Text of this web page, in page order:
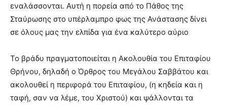
εναλάσσονται. Αυτή η πορεία από το Πάθος της
Σταύρωσης στο υπέρλαμπρο φως της Ανάστασης δίνει
σε όλους μας την ελπίδα για ένα καλύτερο αύριο
Το βράδυ πραγματοποιείται η Ακολουθία του Επιταφίου
Θρήνου, δηλαδή ο Όρθρος του Μεγάλου Σαββάτου και
ακολουθεί η περιφορά του Επιταφίου, (η κηδεία και η
ταφή, σαν να λέμε, του Χριστού) και ψάλλονται τα